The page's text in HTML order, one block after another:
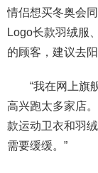
情侣想买冬奥会
Logo长款羽绒服
的顾客，建议去
“我在网上旗舰
高兴跑太多家店
款运动卫衣和羽
需要缓缓。”